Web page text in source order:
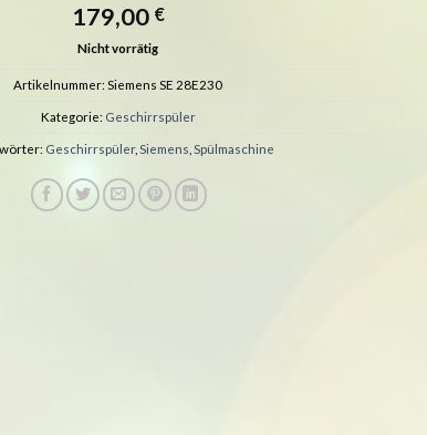
179,00 €
Nicht vorrätig
Artikelnummer:Siemens SE 28E230
Kategorie: Geschirrspüler
Geschirrspüler,Siemens ,Spülmaschine